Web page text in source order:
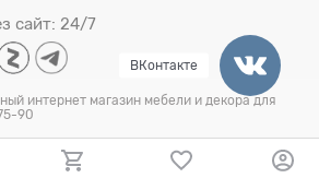
сайт: 24/7
интернет магазин мебели и декора для
90
ВКонтакте